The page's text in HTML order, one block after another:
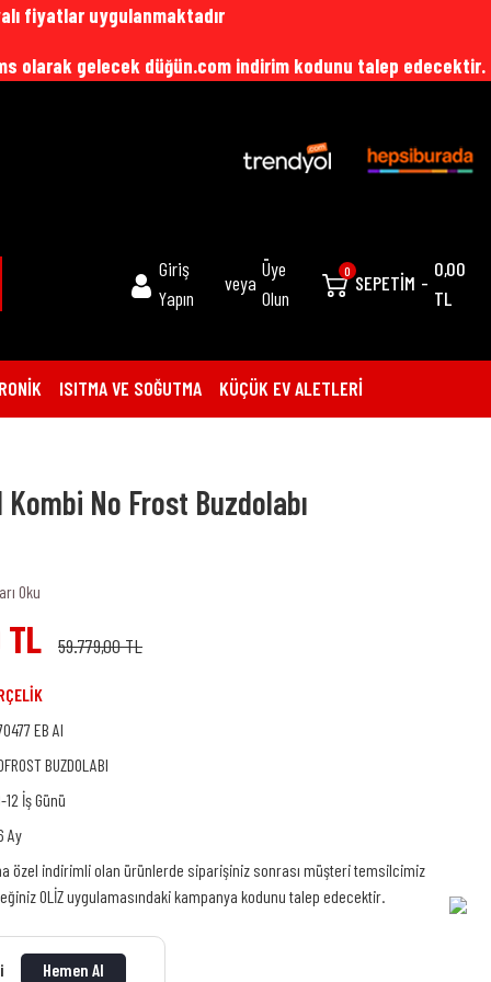
fiyatlar uygulanmaktadır
olarak gelecek düğün.com indirim kodunu talep edecektir.
Giriş
Yapın
veya
Üye
Olun
0
SEPETİM -
0,00
TL
ISITMA VE SOĞUTMA KÜÇÜK EV ALETLERİ
No Frost Buzdolabı
Oku
59.779,00 TL
EB AI
BUZDOLABI
12 İş Günü
Ay
özel indirimli olan ürünlerde siparişiniz sonrası müşteri temsilcimiz
OLİZ uygulamasındaki kampanya kodunu talep edecektir.
Hemen Al